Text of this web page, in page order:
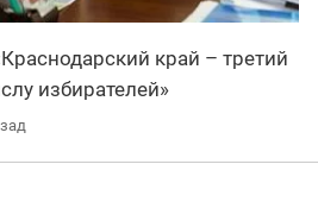
край – третий
избирателей»